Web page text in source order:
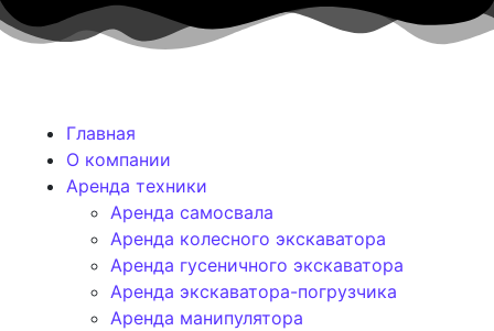
Главная
О компании
Аренда техники
Аренда самосвала
Аренда колесного экскаватора
Аренда гусеничного экскаватора
Аренда экскаватора-погрузчика
Аренда манипулятора